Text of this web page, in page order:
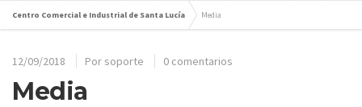
Centro Comercial e Industrial de Santa Lucía Media
12/09/2018 Por soporte 0 comentarios
Media